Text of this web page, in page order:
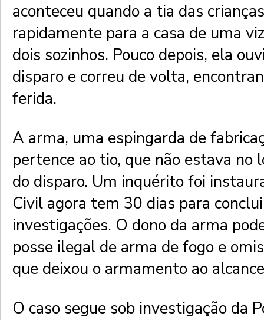
aconteceu quando a tia das
rapidamente para a casa de uma
dois sozinhos. Pouco depois, ela
disparo e correu de volta,
ferida.
A arma, uma espingarda de
pertence ao tio, que não estava no
do disparo. Um inquérito foi
Civil agora tem 30 dias para
investigações. O dono da arma
posse ilegal de arma de fogo e
que deixou o armamento ao
O caso segue sob investigação da